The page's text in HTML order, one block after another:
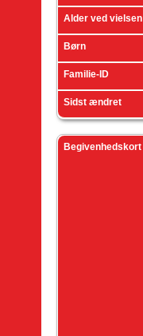
Alder ved vielsen
Børn
Familie-ID
Sidst ændret
Begivenhedskort